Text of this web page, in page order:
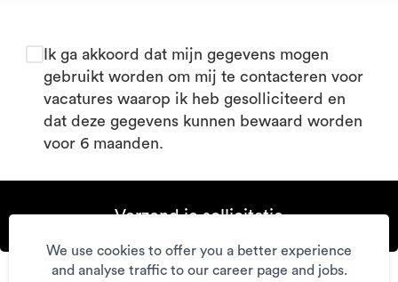
Ik ga akkoord dat mijn gegevens mogen
gebruikt worden om mij te contacteren voor
vacatures waarop ik heb gesolliciteerd en
dat deze gegevens kunnen bewaard worden
voor 6 maanden.
Verzend je sollicitatie
We use cookies to offer you a better experience
and analyse traffic to our career page and jobs.